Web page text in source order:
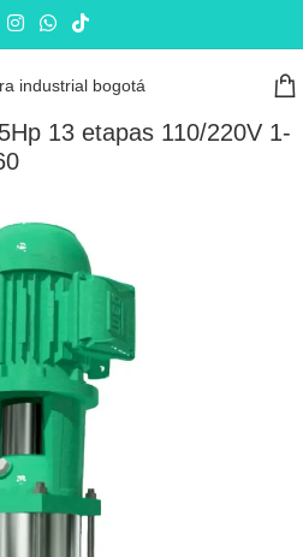
Bombas Multietapas
13 etapas 110/220V 1-